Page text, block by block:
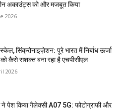
अकाउंट्स को और मजबूत किया
2026
सिंक्रोनाइज़ेशन: पूरे भारत में निर्बाध ऊर्जा
को कैसे सशक्त बना रहा है एचपीसीएल
2026
पेश किया गैलेक्सी A07 5G: फोटोग्राफी और